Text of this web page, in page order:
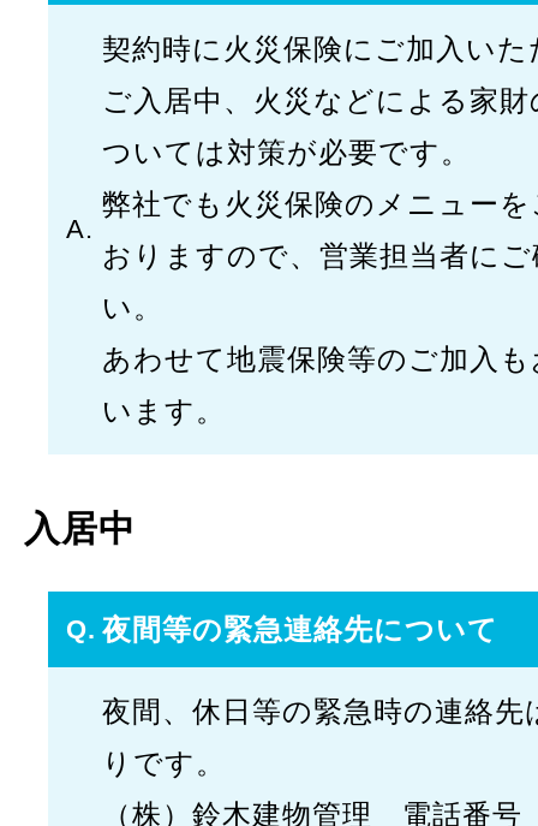
契約時に火災保険にご加入い
ご入居中、火災などによる家
ついては対策が必要です。
弊社でも火災保険のメニュー
おりますので、営業担当者に
い。
あわせて地震保険等のご加入
います。
入居中
夜間等の緊急連絡先について
夜間、休日等の緊急時の連絡先
りです。
（株）鈴木建物管理 電話番